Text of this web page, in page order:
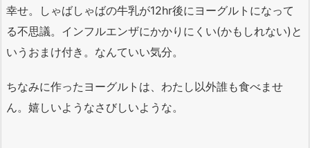
幸せ。しゃばしゃばの牛乳が12hr後にヨーグルトになって
る不思議。インフルエンザにかかりにくい(かもしれない)と
いうおまけ付き。なんていい気分。
ちなみに作ったヨーグルトは、わたし以外誰も食べませ
ん。嬉しいようなさびしいような。